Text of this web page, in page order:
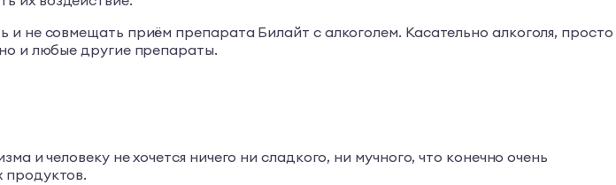
не совмещать приём препарата Билайт с алкоголем. Касательно алкоголя, просто
и любые другие препараты.
и человеку не хочется ничего ни сладкого, ни мучного, что конечно очень
продуктов.